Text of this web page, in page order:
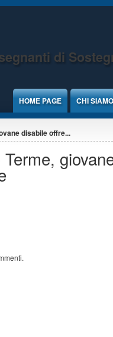
di
HOME PAGE CHI SIAMO
disabile offre...